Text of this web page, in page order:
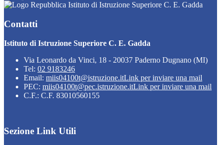
Istituto di Istruzione Superiore C. E. Gadda
Contatti
Istituto di Istruzione Superiore C. E. Gadda
Via Leonardo da Vinci, 18 - 20037 Paderno Dugnano (MI)
Tel: 02 9183246
Email: miis04100t@istruzione.itLink per inviare una mail
PEC: miis04100t@pec.istruzione.itLink per inviare una mail
C.F.: C.F. 83010560155
Sezione Link Utili